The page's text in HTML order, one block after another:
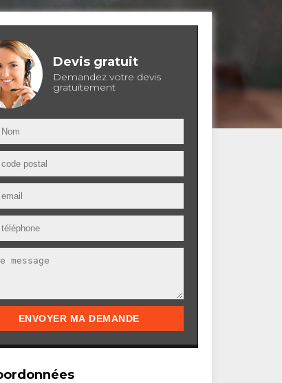
Devis gratuit
Demandez votre devis
gratuitement